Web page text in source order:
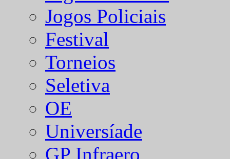
Jogos Policiais
Festival
Torneios
Seletiva
OE
Universíade
GP Infraero